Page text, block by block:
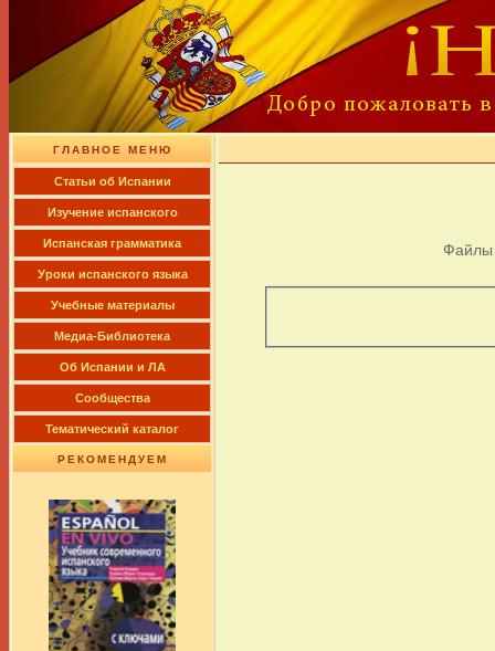
ГЛАВНОЕ МЕНЮ
Cтатьи об Испании
Изучение испанского
Испанская грамматика
Уроки испанского языка
Учебные материалы
Медиа-Библиотека
Об Испании и ЛА
Сообщества
Тематический каталог
РЕКОМЕНДУЕМ